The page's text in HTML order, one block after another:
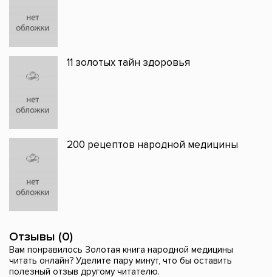
11 золотых тайн здоровья
200 рецептов народной медицины
Отзывы (0)
Вам понравилось Золотая книга народной медицины
читать онлайн? Уделите пару минут, что бы оставить
полезный отзыв другому читателю.